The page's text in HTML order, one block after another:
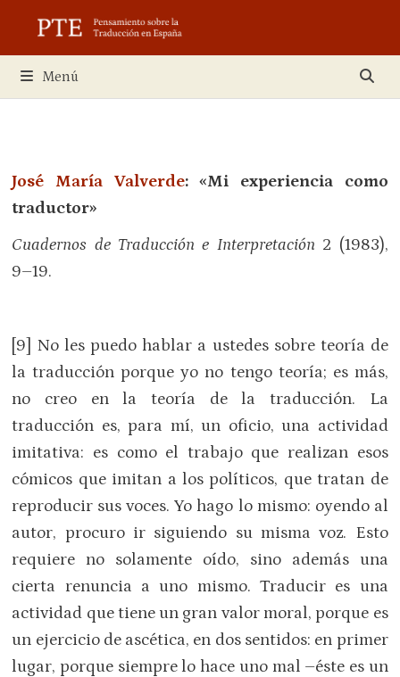
contenido
Menú
José María Valverde: «Mi experiencia como
traductor»
Cuadernos de Traducción e Interpretación 2 (1983),
9–19.
[9] No les puedo hablar a ustedes sobre teoría de
la traducción porque yo no tengo teoría; es más,
no creo en la teoría de la traducción. La
traducción es, para mí, un oficio, una actividad
imitativa: es como el trabajo que realizan esos
cómicos que imitan a los políticos, que tratan de
reproducir sus voces. Yo hago lo mismo: oyendo al
autor, procuro ir siguiendo su misma voz. Esto
requiere no solamente oído, sino además una
cierta renuncia a uno mismo. Traducir es una
actividad que tiene un gran valor moral, porque es
un ejercicio de ascética, en dos sentidos: en primer
lugar, porque siempre lo hace uno mal –éste es un